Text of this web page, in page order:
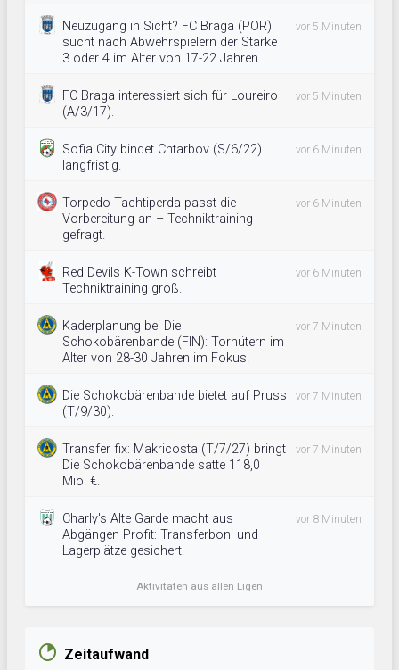
Neuzugang in Sicht? FC Braga (POR)
sucht nach Abwehrspielern der Stärke
3 oder 4 im Alter von 17-22 Jahren.
vor 5 Minuten
FC Braga interessiert sich für Loureiro
(A/3/17).
vor 5 Minuten
Sofia City bindet Chtarbov (S/6/22)
langfristig.
vor 6 Minuten
Torpedo Tachtiperda passt die
Vorbereitung an – Techniktraining
gefragt.
vor 6 Minuten
Red Devils K-Town schreibt
Techniktraining groß.
vor 6 Minuten
Kaderplanung bei Die
Schokobärenbande (FIN): Torhütern im
Alter von 28-30 Jahren im Fokus.
vor 7 Minuten
Die Schokobärenbande bietet auf Pruss
(T/9/30).
vor 7 Minuten
Transfer fix: Makricosta (T/7/27) bringt
Die Schokobärenbande satte 118,0
Mio. €.
vor 7 Minuten
Charly's Alte Garde macht aus
Abgängen Profit: Transferboni und
Lagerplätze gesichert.
vor 8 Minuten
Aktivitäten aus allen Ligen
Zeitaufwand